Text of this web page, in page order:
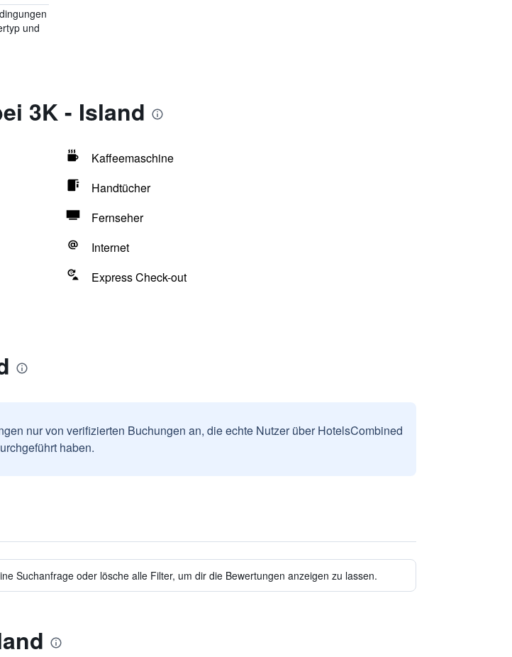
und
3K - Island
Kaffeemaschine
Handtücher
Fernseher
Internet
Express Check-out
nur von verifizierten Buchungen an, die echte Nutzer über HotelsCombined
haben.
Suchanfrage oder lösche alle Filter, um dir die Bewertungen anzeigen zu lassen.